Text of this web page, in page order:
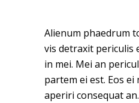
Alienum phaedrum
vis detraxit periculis
in mei. Mei an
partem ei est. Eos ei
aperiri consequat